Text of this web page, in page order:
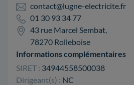
contact@lugne-electricite.fr
01 30 93 34 77
43 rue Marcel Sembat,
78270 Rolleboise
Informations complémentaires
SIRET : 34944558500038
Dirigeant(s) : NC